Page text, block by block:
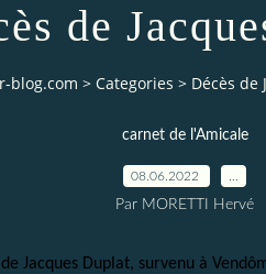
de
blog.com > Categories > Décès de
carnet de l'Amicale
08.06.2022
Par MORETTI Hervé
Jacques Duplat, survenu à